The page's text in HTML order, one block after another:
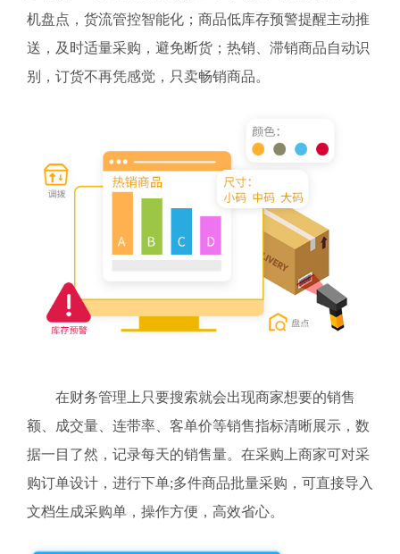
机盘点，货流管控智能化；商品低库存预警提醒主动推
送，及时适量采购，避免断货；热销、滞销商品自动识
别，订货不再凭感觉，只卖畅销商品。
在财务管理上只要搜索就会出现商家想要的销售
额、成交量、连带率、客单价等销售指标清晰展示，数
据一目了然，记录每天的销售量。在采购上商家可对采
购订单设计，进行下单;多件商品批量采购，可直接导入
文档生成采购单，操作方便，高效省心。